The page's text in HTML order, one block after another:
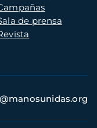
de prensa